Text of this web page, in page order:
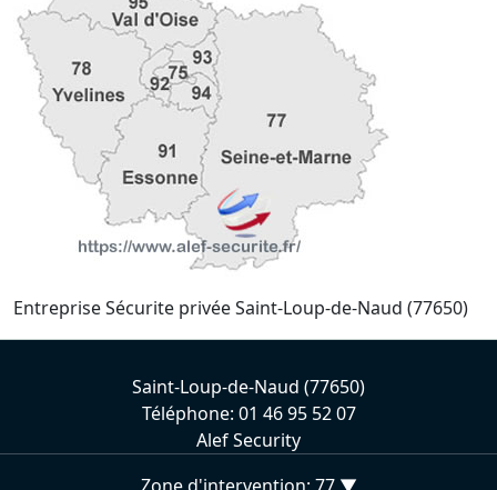
Entreprise Sécurite privée Saint-Loup-de-Naud (77650)
Saint-Loup-de-Naud (77650)
Téléphone: 01 46 95 52 07
Alef Security